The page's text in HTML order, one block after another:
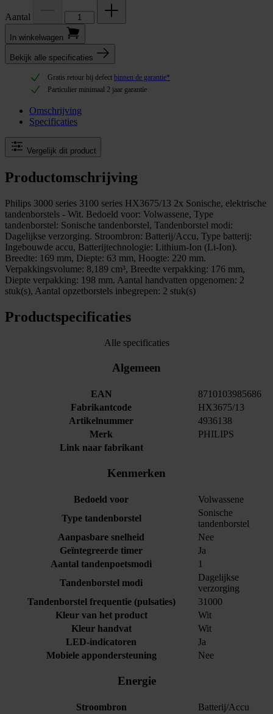
Aantal
In winkel­wagen
Bekijk alle specificaties
Gratis retour bij defect binnen de garantie*
Particulier minimaal 2 jaar garantie
Omschrijving
Specificaties
Vergelijk dit product
Productomschrijving
Philips 3000 series 3100 series HX3675/13 2x Sonische, elektrische
tandenborstels - Wit. Bedoeld voor: Volwassene, Type
tandenborstel: Sonische tandenborstel, Tandenborstel modi:
Dagelijkse verzorging. Stroombron: Batterij/Accu, Type batterij:
Ingebouwde accu, Batterijtechnologie: Lithium-Ion (Li-Ion).
Breedte: 169 mm, Diepte: 63 mm, Hoogte: 220 mm.
Verpakkingsvolume: 8,189 cm³, Breedte verpakking: 176 mm,
Diepte verpakking: 198 mm. Aantal handvatten opgenomen: 2
stuk(s), Aantal opzetborstels inbegrepen: 2 stuk(s)
Productspecificaties
Alle specificaties
Algemeen
EAN
8710103985686
Fabrikantcode
HX3675/13
Artikelnummer
4936138
Merk
PHILIPS
Link naar fabrikant
Kenmerken
Bedoeld voor
Volwassene
Type tandenborstel
Sonische
tandenborstel
Aanpasbare snelheid
Nee
Geïntegreerde timer
Ja
Aantal tandenpoetsmodi
1
Tandenborstel modi
Dagelijkse
verzorging
Tandenborstel frequentie (pulsaties)
31000
Kleur van het product
Wit
Kleur handvat
Wit
LED-indicatoren
Ja
Mobiele appondersteuning
Nee
Energie
Stroombron
Batterij/Accu